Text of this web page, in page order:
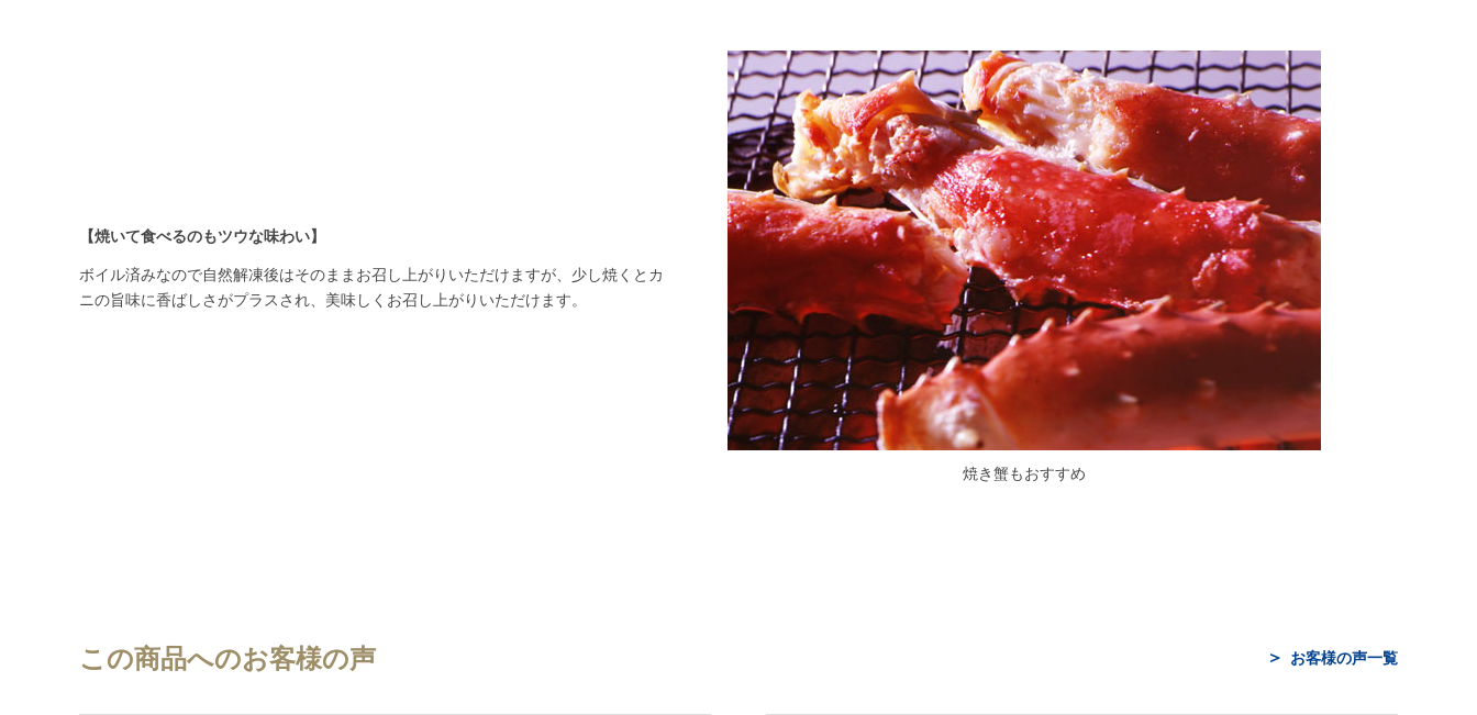
【焼いて食べるのもツウな味わい】
ボイル済みなので自然解凍後はそのままお召し上がりいただけますが、少し焼くとカ
ニの旨味に香ばしさがプラスされ、美味しくお召し上がりいただけます。
焼き蟹もおすすめ
この商品へのお客様の声 お客様の声一覧